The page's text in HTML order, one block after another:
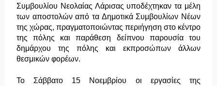
Συμβουλίου Νεολαίας Λάρισας υποδέχτηκαν τα μέλη
των αποστολών από τα Δημοτικά Συμβουλίων Νέων
της χώρας, πραγματοποιώντας περιήγηση στο κέντρο
της πόλης και παράθεση δείπνου παρουσία του
δημάρχου της πόλης και εκπροσώπων άλλων
θεσμικών φορέων.
Το Σάββατο 15 Νοεμβρίου οι εργασίες της